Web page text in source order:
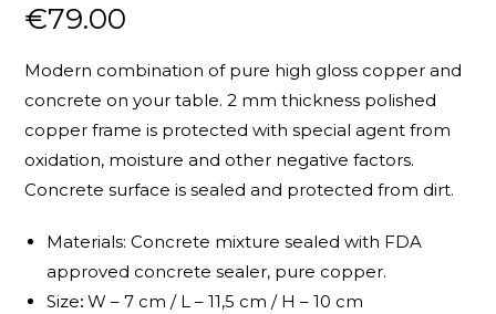
€79.00
Modern combination of pure high gloss copper and
concrete on your table. 2 mm thickness polished
copper frame is protected with special agent from
oxidation, moisture and other negative factors.
Concrete surface is sealed and protected from dirt.
Materials: Concrete mixture sealed with FDA
approved concrete sealer, pure copper.
Size: W – 7 cm / L – 11,5 cm / H – 10 cm